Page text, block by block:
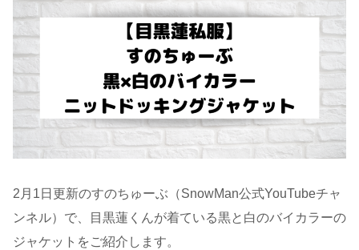
2月1日更新のすのちゅーぶ（SnowMan公式YouTubeチャ
ンネル）で、目黒蓮くんが着ている黒と白のバイカラーの
ジャケットをご紹介します。